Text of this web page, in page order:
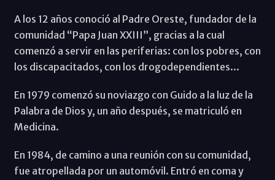
A los 12 años conoció al Padre Oreste, fundador de la
comunidad “Papa Juan XXIII”, gracias a la cual
comenzó a servir en las periferias: con los pobres, con
los discapacitados, con los drogodependientes...
En 1979 comenzó su noviazgo con Guido a la luz de la
Palabra de Dios y, un año después, se matriculó en
Medicina.
En 1984, de camino a una reunión con su comunidad,
fue atropellada por un automóvil. Entró en coma y